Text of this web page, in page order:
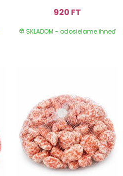
920 FT
SKLADOM - odosielame ihneď